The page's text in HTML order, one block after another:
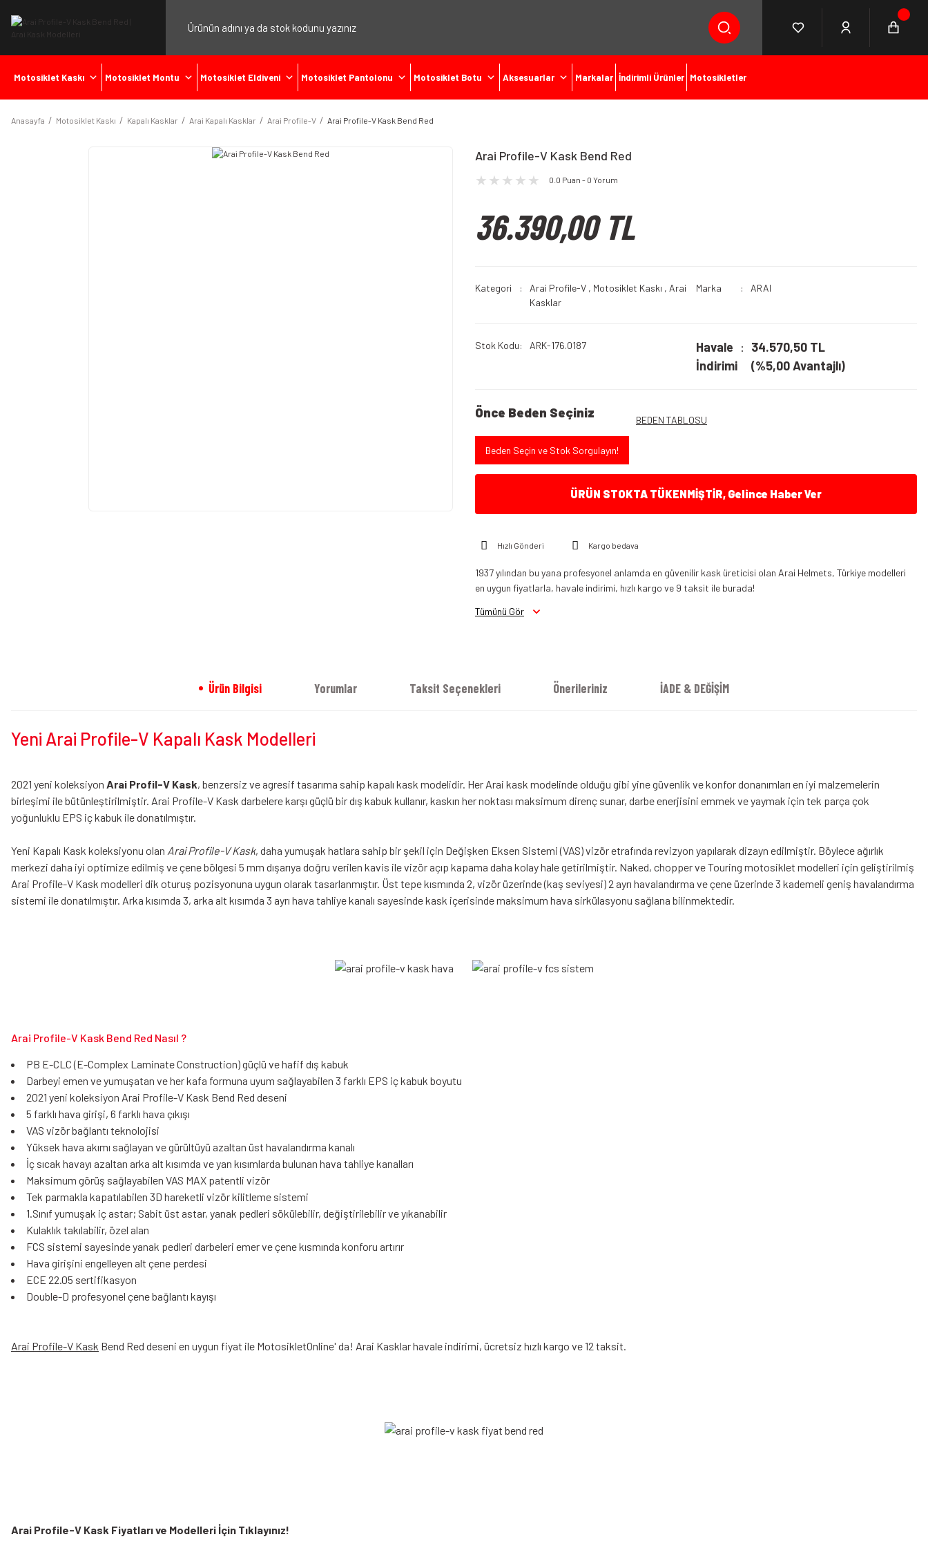
Motosiklet Kaskı Motosiklet Montu Motosiklet Eldiveni Motosiklet Pantolonu Motosiklet Botu Aksesuarlar Markalar İndirimli Ürünler Motosikletler
Anasayfa Motosiklet Kaskı Kapalı Kasklar Arai Kapalı Kasklar Arai Profile-V Arai Profile-V Kask Bend Red
Arai Profile-V Kask Bend Red
0.0 Puan - 0 Yorum
36.390,00 TL
Kategori Arai Profile-V , Motosiklet Kaskı , Arai
Kasklar
Marka ARAI
Stok Kodu ARK-176.0187
Havale
İndirimi
34.570,50 TL
(%5,00 Avantajlı)
Önce Beden Seçiniz BEDEN TABLOSU
Beden Seçin ve Stok Sorgulayın!
ÜRÜN STOKTA TÜKENMİŞTİR, Gelince Haber Ver
Hızlı Gönderi Kargo bedava
1937 yılından bu yana profesyonel anlamda en güvenilir kask üreticisi olan Arai Helmets, Türkiye modelleri
en uygun fiyatlarla, havale indirimi, hızlı kargo ve 9 taksit ile burada!
Tümünü Gör
Ürün Bilgisi Yorumlar Taksit Seçenekleri Önerileriniz İADE & DEĞİŞİM
Yeni Arai Profile-V Kapalı Kask Modelleri
2021 yeni koleksiyon Arai Profil-V Kask, benzersiz ve agresif tasarıma sahip kapalı kask modelidir. Her Arai kask modelinde olduğu gibi yine güvenlik ve konfor donanımları en iyi malzemelerin
birleşimi ile bütünleştirilmiştir. Arai Profile-V Kask darbelere karşı güçlü bir dış kabuk kullanır, kaskın her noktası maksimum direnç sunar, darbe enerjisini emmek ve yaymak için tek parça çok
yoğunluklu EPS iç kabuk ile donatılmıştır.
Yeni Kapalı Kask koleksiyonu olan Arai Profile-V Kask, daha yumuşak hatlara sahip bir şekil için Değişken Eksen Sistemi (VAS) vizör etrafında revizyon yapılarak dizayn edilmiştir. Böylece ağırlık
merkezi daha iyi optimize edilmiş ve çene bölgesi 5 mm dışarıya doğru verilen kavis ile vizör açıp kapama daha kolay hale getirilmiştir. Naked, chopper ve Touring motosiklet modelleri için geliştirilmiş
Arai Profile-V Kask modelleri dik oturuş pozisyonuna uygun olarak tasarlanmıştır. Üst tepe kısmında 2, vizör üzerinde (kaş seviyesi) 2 ayrı havalandırma ve çene üzerinde 3 kademeli geniş havalandırma
sistemi ile donatılmıştır. Arka kısımda 3, arka alt kısımda 3 ayrı hava tahliye kanalı sayesinde kask içerisinde maksimum hava sirkülasyonu sağlana bilinmektedir.
Arai Profile-V Kask Bend Red Nasıl ?
PB E-CLC (E-Complex Laminate Construction) güçlü ve hafif dış kabuk
Darbeyi emen ve yumuşatan ve her kafa formuna uyum sağlayabilen 3 farklı EPS iç kabuk boyutu
2021 yeni koleksiyon Arai Profile-V Kask Bend Red deseni
5 farklı hava girişi, 6 farklı hava çıkışı
VAS vizör bağlantı teknolojisi
Yüksek hava akımı sağlayan ve gürültüyü azaltan üst havalandırma kanalı
İç sıcak havayı azaltan arka alt kısımda ve yan kısımlarda bulunan hava tahliye kanalları
Maksimum görüş sağlayabilen VAS MAX patentli vizör
Tek parmakla kapatılabilen 3D hareketli vizör kilitleme sistemi
1.Sınıf yumuşak iç astar; Sabit üst astar, yanak pedleri sökülebilir, değiştirilebilir ve yıkanabilir
Kulaklık takılabilir, özel alan
FCS sistemi sayesinde yanak pedleri darbeleri emer ve çene kısmında konforu artırır
Hava girişini engelleyen alt çene perdesi
ECE 22.05 sertifikasyon
Double-D profesyonel çene bağlantı kayışı
Arai Profile-V Kask Bend Red deseni en uygun fiyat ile MotosikletOnline' da! Arai Kasklar havale indirimi, ücretsiz hızlı kargo ve 12 taksit.
Arai Profile-V Kask Fiyatları ve Modelleriİçin Tıklayınız!